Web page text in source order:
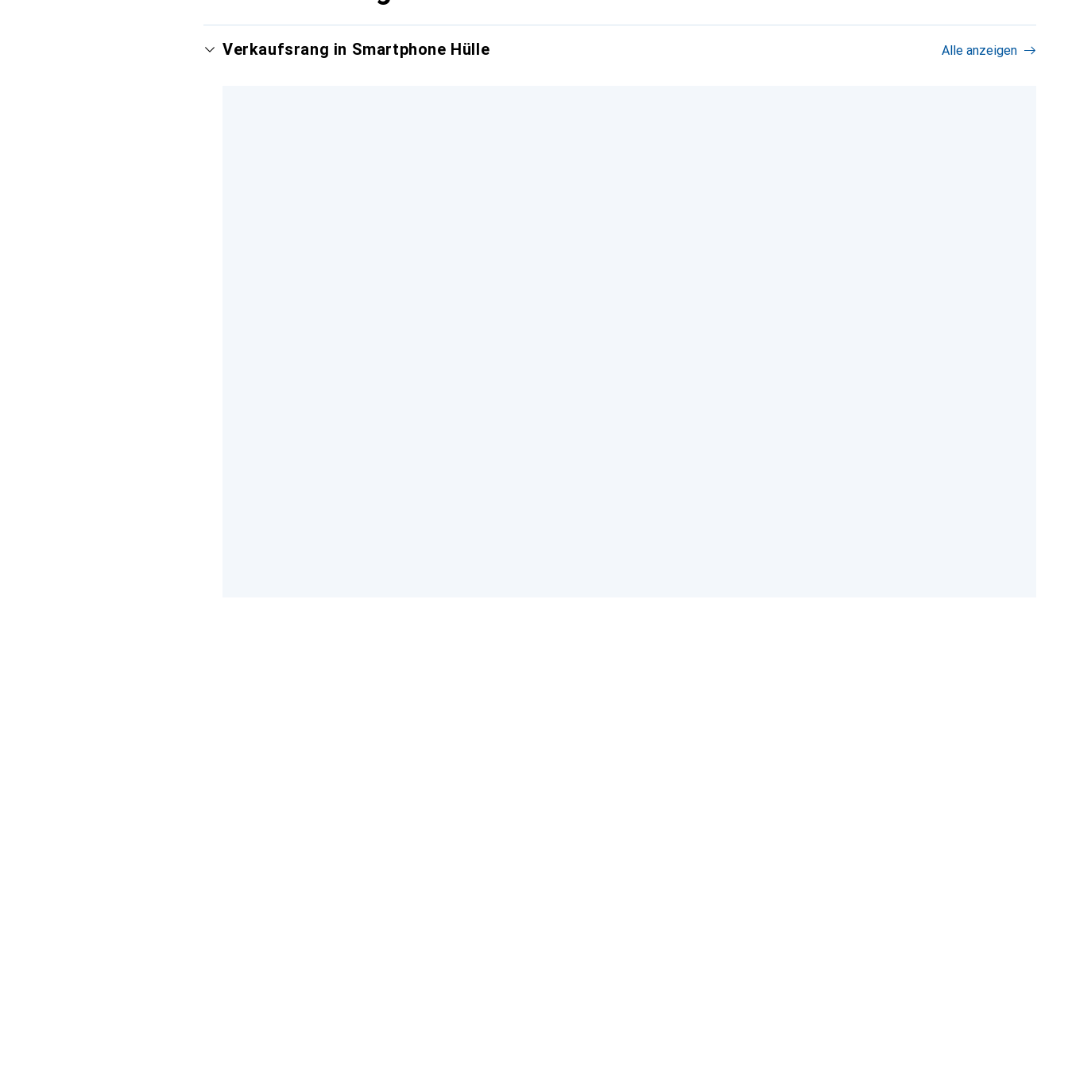
Verkaufsrang in Smartphone Hülle Alle anzeigen